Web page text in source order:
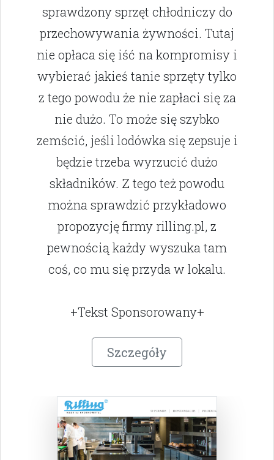
sprawdzony sprzęt chłodniczy do
przechowywania żywności. Tutaj
nie opłaca się iść na kompromisy i
wybierać jakieś tanie sprzęty tylko
z tego powodu że nie zapłaci się za
nie dużo. To może się szybko
zemścić, jeśli lodówka się zepsuje i
będzie trzeba wyrzucić dużo
składników. Z tego też powodu
można sprawdzić przykładowo
propozycję firmy rilling.pl, z
pewnością każdy wyszuka tam
coś, co mu się przyda w lokalu.
+Tekst Sponsorowany+
Szczegóły